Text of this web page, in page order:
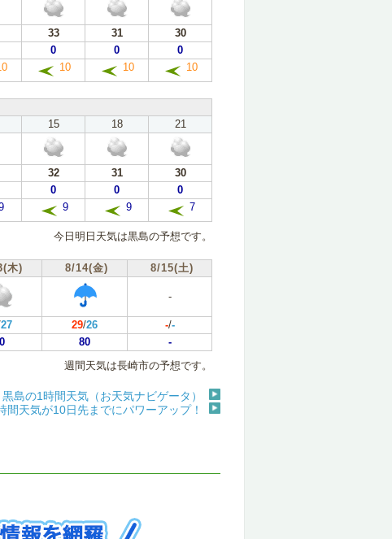
33 31
30
0 0
0
10 10 10
15 18
21
32 31
30
0 0
0
9 9 7
今日明日天気は黒島の予想です。
木) 8/14(金) 8/15(土)
-
27 29/26 -/-
80
-
週間天気は長崎市の予想です。
黒島の1時間天気（お天気ナビゲータ）
間天気が10日先までにパワーアップ！